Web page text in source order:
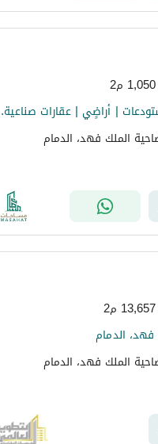
1,050 م2
| أراضٍي | عقارات صناعية.
الملك فهد، الدمام
13,657 م2
الدمام
الملك فهد، الدمام